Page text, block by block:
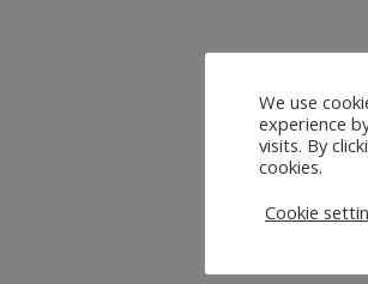
We use
experience
visits. By
cookies.
Cookie